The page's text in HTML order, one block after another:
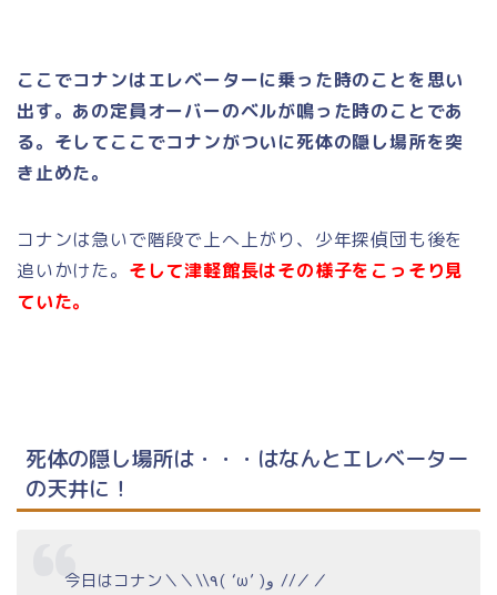
ここでコナンはエレベーターに乗った時のことを思い
出す。あの定員オーバーのベルが鳴った時のことであ
る。そしてここでコナンがついに死体の隠し場所を突
き止めた。
コナンは急いで階段で上へ上がり、少年探偵団も後を
追いかけた。 そして津軽館長はその様子をこっそり見
ていた。
死体の隠し場所は・・・はなんとエレベーター
の天井に！
今日はコナン＼＼\\٩( ‘ω’ )و //／／